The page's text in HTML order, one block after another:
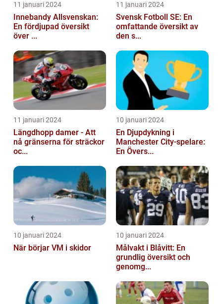
11 januari 2024
Innebandy Allsvenskan:
En fördjupad översikt
över ...
11 januari 2024
Svensk Fotboll SE: En
omfattande översikt av
den s...
11 januari 2024
Längdhopp damer - Att
nå gränserna för sträckor
oc...
10 januari 2024
En Djupdykning i
Manchester City-spelare:
En Övers...
10 januari 2024
När börjar VM i skidor
10 januari 2024
Målvakt i Blåvitt: En
grundlig översikt och
genomg...